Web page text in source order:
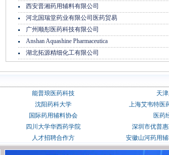
西安晋湘药用辅料有限公司
河北国瑞堂药业有限公司医药贸易
广州顺彤医药科技有限公司
Anshan Aquashine Pharmaceutica
湖北拓源精细化工有限公司
能普琅医药科技 天
沈阳药科大学 上海艾韦特医
国际药用辅料协会 医药
四川大学华西药学院 深圳市优普
人才招聘合作方 安徽山河药用